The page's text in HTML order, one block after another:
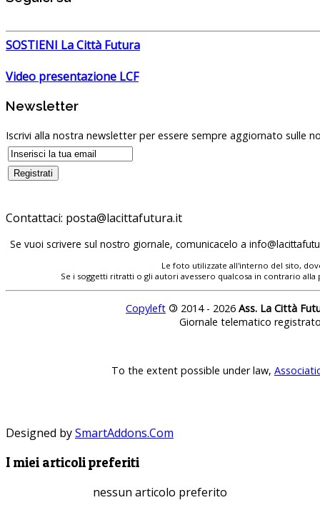
SOSTIENI La Città Futura
Video presentazione LCF
Newsletter
Iscrivi alla nostra newsletter per essere sempre aggiornato sulle
Contattaci: posta@lacittafutura.it
Se vuoi scrivere sul nostro giornale, comunicacelo a
Le foto utilizzate all'interno del sito,
Se i soggetti ritratti o gli autori avessero qualcosa in contrario
Copyleft © 2014 - 2026 Ass. La Città
Giornale telematico
To the extent possible under law,
Designed bySmartAddons.Com
I miei articoli preferiti
nessun articolo preferito